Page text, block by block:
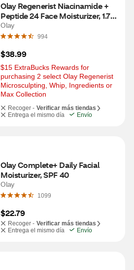
Olay Regenerist Niacinamide +
Peptide 24 Face Moisturizer, 1.7
OZ
Olay
994
$38.99
$15 ExtraBucks Rewards for
purchasing 2 select Olay Regenerist
Microsculpting, Whip, Ingredients or
Max Collection
Recoger - Verificar más tiendas
Entrega el mismo día
Envío
Olay Complete+ Daily Facial
Moisturizer, SPF 40
Olay
1099
$22.79
Recoger - Verificar más tiendas
Entrega el mismo día
Envío